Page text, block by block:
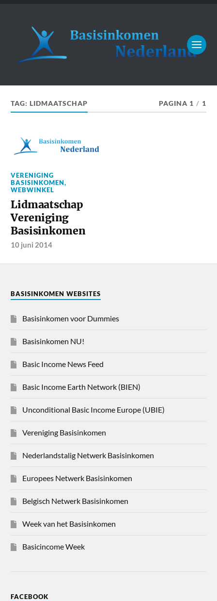
TAG:LIDMAATSCHAP PAGINA 1 / 1
VERENIGING
BASISINKOMEN,
WEBWINKEL
Lidmaatschap
Vereniging
Basisinkomen
10 juni 2014
BASISINKOMEN WEBSITES
Basisinkomen voor Dummies
Basisinkomen NU!
Basic Income News Feed
Basic Income Earth Network (BIEN)
Unconditional Basic Income Europe (UBIE)
Vereniging Basisinkomen
Nederlandstalig Netwerk Basisinkomen
Europees Netwerk Basisinkomen
Belgisch Netwerk Basisinkomen
Week van het Basisinkomen
Basicincome Week
FACEBOOK